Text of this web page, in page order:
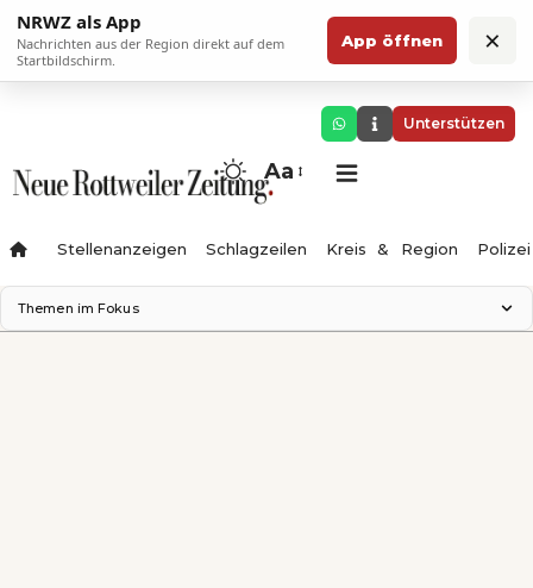
NRWZ als App
Nachrichten aus der Region direkt auf dem
Startbildschirm.
App öffnen ×
Unterstützen
Aa
Stellenanzeigen Schlagzeilen Kreis & Region Polizei
Themen im Fokus